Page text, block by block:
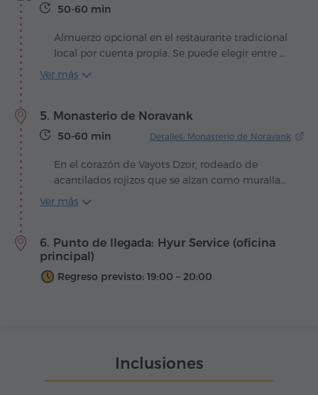
vid y el hombre se unieron en esta tierra hace
parece llevar consigo la memoria de los siglos,
regalando uvas impregnadas con el aroma de la
50-60 min
Almuerzo opcional en el restaurante tradicional
local por cuenta propia. Se puede elegir entre 3
opciones diferentes:
Opción 3 –13. 60USDpor persona
Ver más
5. Monasterio de Noravank
50-60 min Detalles: Monasterio de Noravank
En el corazón de Vayots Dzor, rodeado de
acantilados rojizos que se alzan como murallas
inexpugnables de la naturaleza, se encuentra
de Armenia. Sus muros dominan la pintoresca
garganta del río Arpa, donde el silencio solo se
rompe con el eco de los pasos de los peregrinos
Ver más
6. Punto de llegada: Hyur Service (oficina
principal)
Regreso previsto: 19:00 – 20:00
Inclusiones